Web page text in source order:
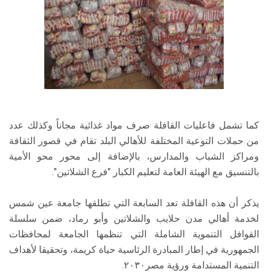
كما تشمل فاعليات القافلة صرف مواد غذائية مجاناً وكذلك عدد
من حملات التوعية المختلفة للأهالي البلد تقام في قصور الثقافة
ومراكز الشباب والمدارس، بالإضافة إلى محور محو الأمية
بالتنسيق مع الهيئة العامة لتعليم الكبار "فرع الشلاتين".
يذكر أن هذه القافلة تعد السابعة التي تطلقها جامعة عين شمس
لخدمة أهالي مدن حلايب والشلاتين وأبو رماد، ضمن سلسلة
القوافل التنموية الشاملة التي تنظمها الجامعة لمحافظات
الجمهورية في إطار المبادرة الرئاسية حياة كريمة، وتحقيقا لأهداف
التنمية المستدامة ورؤية مصر٢٠٣٠.